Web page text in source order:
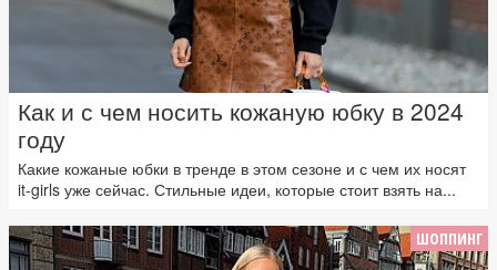
Как и с чем носить кожаную юбку в 2024
году
Какие кожаные юбки в тренде в этом сезоне и с чем их носят
it-girls уже сейчас. Стильные идеи, которые стоит взять на...
ШОППИНГ